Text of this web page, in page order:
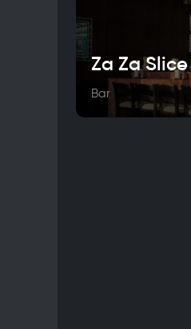
Za Za Slice
Bar